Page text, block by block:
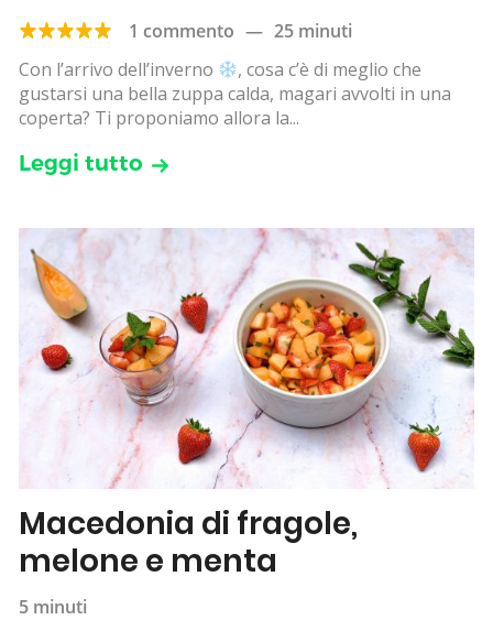
1 commento — 25 minuti
Con l’arrivo dell’inverno
, cosa c’è di meglio che
gustarsi una bella zuppa calda, magari avvolti in una
coperta? Ti proponiamo allora la...
Leggi tutto
Macedonia di fragole,
melone e menta
5 minuti